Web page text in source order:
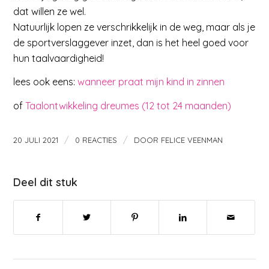
dat willen ze wel.
Natuurlijk lopen ze verschrikkelijk in de weg, maar als je
de sportverslaggever inzet, dan is het heel goed voor
hun taalvaardigheid!
lees ook eens:wanneer praat mijn kind in zinnen
ofTaalontwikkeling dreumes (12 tot 24 maanden)
20 JULI 2021 / 0 REACTIES / DOOR FELICE VEENMAN
Deel dit stuk